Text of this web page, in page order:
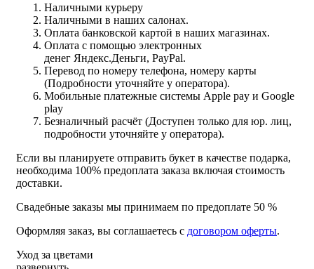
Наличными курьеру
Наличными в наших салонах.
Оплата банковской картой в наших магазинах.
Оплата с помощью электронных
денег Яндекс.Деньги, PayPal.
Перевод по номеру телефона, номеру карты
(Подробности уточняйте у оператора).
Мобильные платежные системы Apple pay и Google
play
Безналичный расчёт (Доступен только для юр. лиц,
подробности уточняйте у оператора).
Если вы планируете отправить букет в качестве подарка,
необходима 100% предоплата заказа включая стоимость
доставки.
Свадебные заказы мы принимаем по предоплате 50 %
Оформляя заказ, вы соглашаетесь с договором оферты.
Уход за цветами